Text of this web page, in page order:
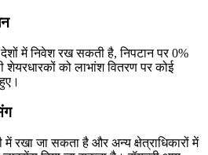
में निवेश रख सकती है, निपटान पर 0%
को लाभांश वितरण पर कोई
में रखा जा सकता है और अन्य क्षेत्राधिकारों में